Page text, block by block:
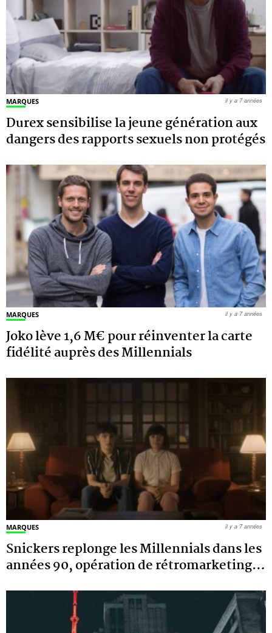
MARQUES
Durex sensibilise la jeune génération aux
dangers des rapports sexuels non protégés
il y a 7 années
MARQUES
Joko lève 1,6 M€ pour réinventer la carte
fidélité auprès des Millennials
il y a 7 années
MARQUES
Snickers replonge les Millennials dans les
années 90, opération de rétromarketing…
il y a 7 années